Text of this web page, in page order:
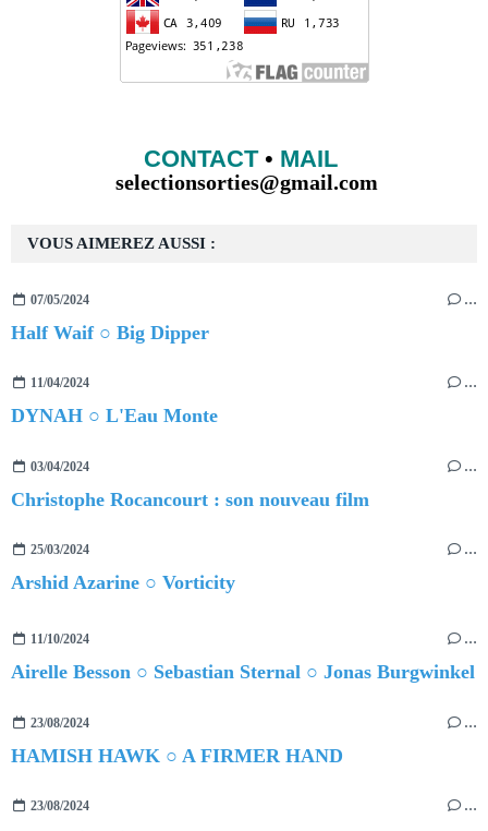
VOUS AIMEREZ AUSSI :
07/05/2024 …
Half Waif ○ Big Dipper
11/04/2024 …
DYNAH ○ L'Eau Monte
03/04/2024 …
Christophe Rocancourt : son nouveau film
25/03/2024 …
Arshid Azarine ○ Vorticity
11/10/2024 …
Airelle Besson ○ Sebastian Sternal ○ Jonas Burgwinkel
23/08/2024 …
HAMISH HAWK ○ A FIRMER HAND
23/08/2024 …
CONTACT• MAIL
selectionsorties@gmail.com